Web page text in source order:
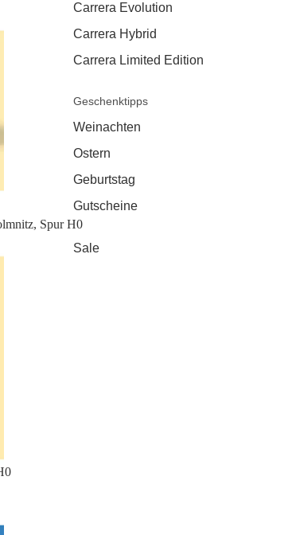
Carrera Evolution
Carrera Hybrid
Carrera Limited Edition
Geschenktipps
Weinachten
Ostern
Geburtstag
Gutscheine
Sale
Spur H0